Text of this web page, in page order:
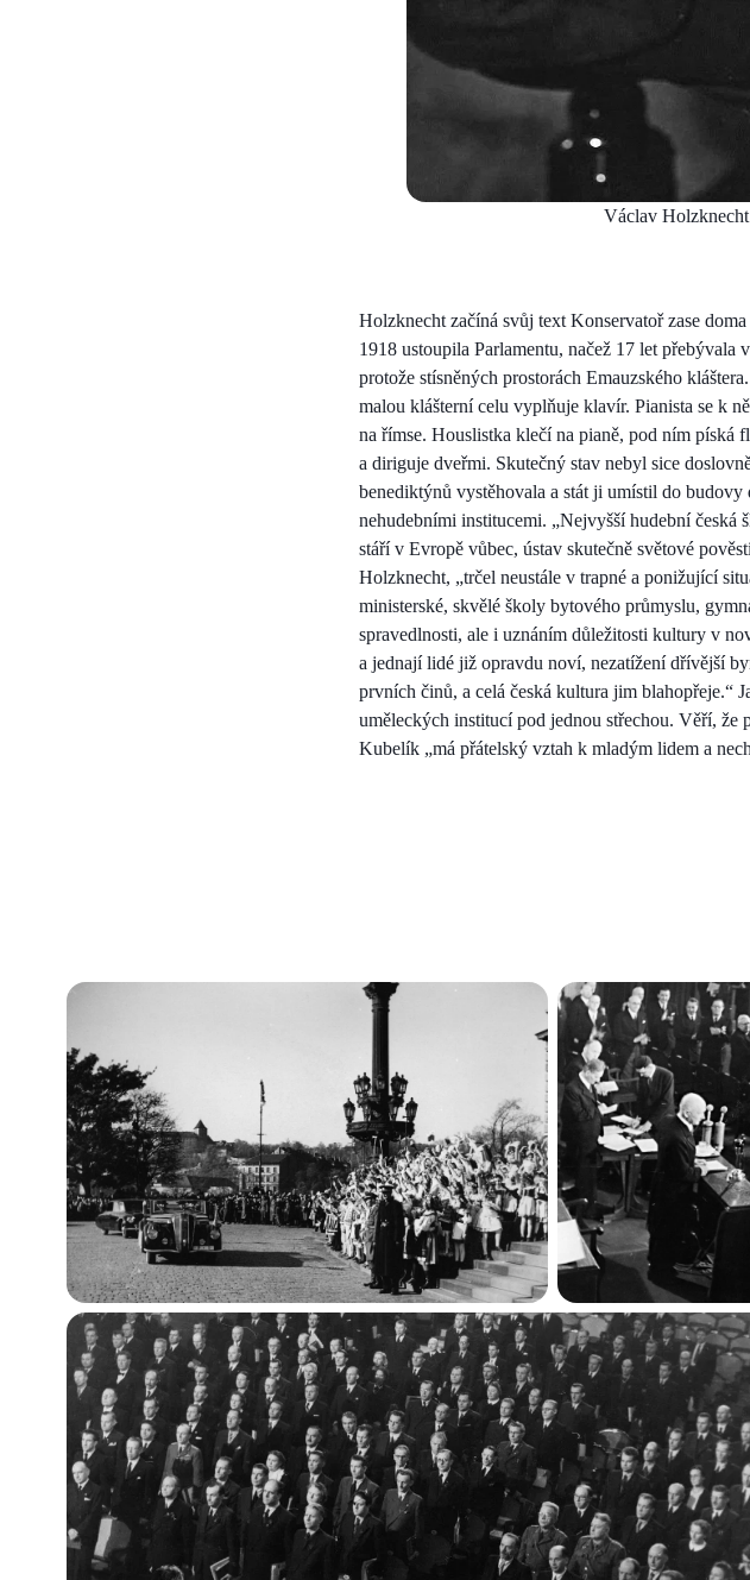
Václav
Holzknecht začíná svůj text Konservatoř zase
1918 ustoupila Parlamentu, načež 17 let
protože stísněných prostorách Emauzského
malou klášterní celu vyplňuje klavír. Pianista se k
na římse. Houslistka klečí na pianě, pod ním píská
a diriguje dveřmi. Skutečný stav nebyl sice
benediktýnů vystěhovala a stát ji umístil do
nehudebními institucemi. „Nejvyšší hudební česká
stáří v Evropě vůbec, ústav skutečně světové
Holzknecht, „trčel neustále v trapné a ponižující
ministerské, skvělé školy bytového průmyslu,
spravedlnosti, ale i uznáním důležitosti kultury v
a jednají lidé již opravdu noví, nezatížení dřívější
prvních činů, a celá česká kultura jim blahopřeje.“
uměleckých institucí pod jednou střechou. Věří, že
Kubelík „má přátelský vztah k mladým lidem a